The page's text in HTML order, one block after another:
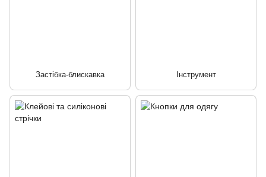
Застібка-блискавка Інструмент